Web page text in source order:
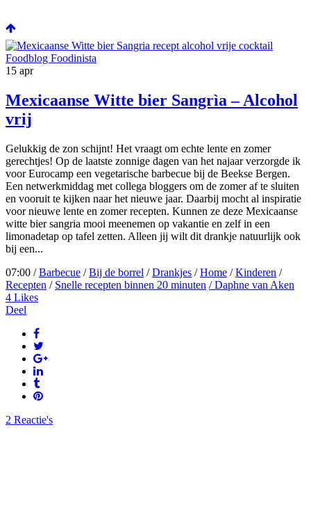
15 apr
Mexicaanse Witte bier Sangrìa – Alcohol
vrij
Gelukkig de zon schijnt! Het vraagt om echte lente en zomer
gerechtjes! Op de laatste zonnige dagen van het najaar verzorgde ik
voor Eurocamp een vegetarische barbecue bij de Beekse Bergen.
Een netwerkmiddag met collega bloggers om de zomer af te sluiten
en vooruit te kijken naar het nieuwe jaar. Daarbij mocht al inspiratie
voor nieuwe lente en zomer recepten. Kunnen ze deze Mexicaanse
witte bier sangria mooi meenemen op vakantie en zelf in een
limonadetap op tafel zetten. Alleen jij wilt dit drankje natuurlijk ook
bij een...
07:00 /Barbecue /Bij de borrel /Drankjes /Home /Kinderen /
Recepten / Snelle recepten binnen 20 minuten / Daphne van Aken
4 Likes
Deel
2 Reactie's